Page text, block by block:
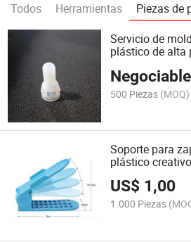
Todos Herramientas Piezas de
Servicio de
plástico de alta
Negociable
500 Piezas (MOQ)
Soporte para
plástico
US$ 1,00
1.000 Piezas